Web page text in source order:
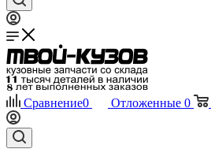
Сравнение0 Отложенные 0